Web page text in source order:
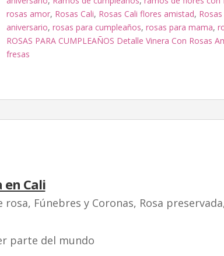
rosas amor, Rosas Cali, Rosas Cali flores amistad,
aniversario, rosas para cumpleaños, rosas para mama,
ROSAS PARA CUMPLEAÑOS Detalle Vinera Con Rosas
fresas
en Cali
Fúnebres y Coronas, Rosa
parte del mundo